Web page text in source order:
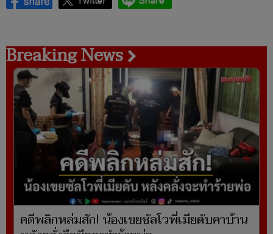
Breaking News
คดีพลิกหล่มสัก! น้องเขยซัลโวพี่เมียดับคาบ้าน